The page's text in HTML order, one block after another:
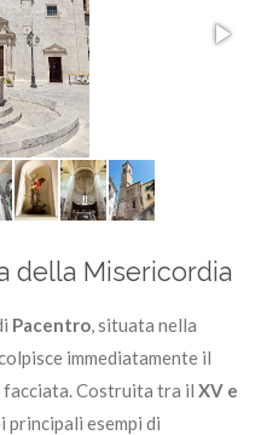
della Misericordia
Pacentro, situata nella
immediatamente il
Costruita tra il XV e
principali esempi di